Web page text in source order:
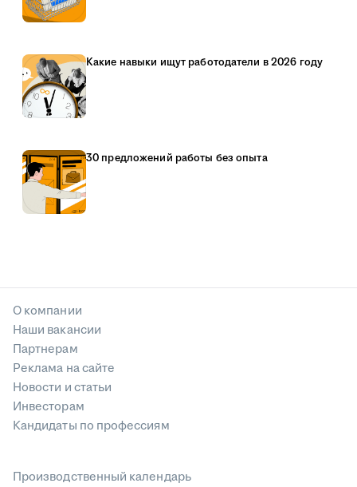
Какие навыки ищут работодатели в 2026 году
30 предложений работы без опыта
О компании
Наши вакансии
Партнерам
Реклама на сайте
Новости и статьи
Инвесторам
Кандидаты по профессиям
Производственный календарь